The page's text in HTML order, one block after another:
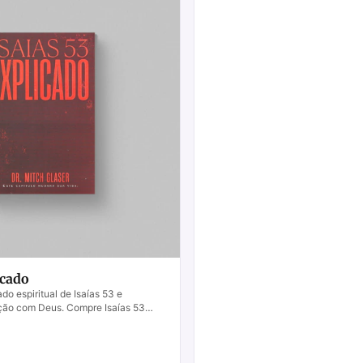
espiritual de Isaías 53 e
com Deus. Compre Isaías 53
jornada hoje!